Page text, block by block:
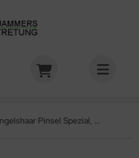
Engelshaar Pinsel Spezial, hell, 40mm breit